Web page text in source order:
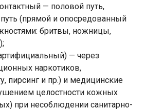
— половой путь,
(прямой и опосредованный
бритвы, ножницы,
— через
наркотиков,
пирсинг и пр.) и медицинские
целостности кожных
при несоблюдении санитарно-